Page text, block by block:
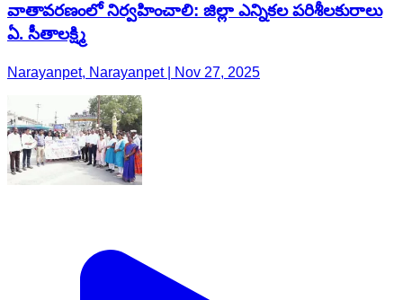
వాతావరణంలో నిర్వహించాలి: జిల్లా ఎన్నికల పరిశీలకురాలు
ఏ. సీతాలక్ష్మి
Narayanpet, Narayanpet | Nov 27, 2025